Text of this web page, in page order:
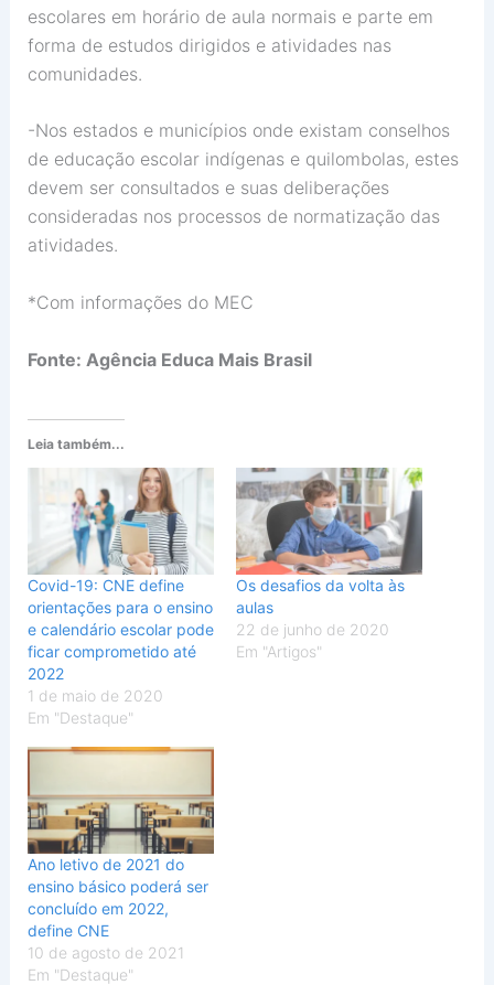
escolares em horário de aula normais e parte em
forma de estudos dirigidos e atividades nas
comunidades.
-Nos estados e municípios onde existam conselhos
de educação escolar indígenas e quilombolas, estes
devem ser consultados e suas deliberações
consideradas nos processos de normatização das
atividades.
*Com informações do MEC
Fonte: Agência Educa Mais Brasil
Leia também...
Covid-19: CNE define
orientações para o ensino
e calendário escolar pode
ficar comprometido até
2022
1 de maio de 2020
Em "Destaque"
Os desafios da volta às
aulas
22 de junho de 2020
Em "Artigos"
Ano letivo de 2021 do
ensino básico poderá ser
concluído em 2022,
define CNE
10 de agosto de 2021
Em "Destaque"